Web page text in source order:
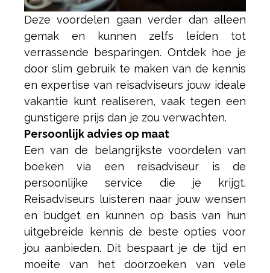
Deze voordelen gaan verder dan alleen
gemak en kunnen zelfs leiden tot
verrassende besparingen. Ontdek hoe je
door slim gebruik te maken van de kennis
en expertise van reisadviseurs jouw ideale
vakantie kunt realiseren, vaak tegen een
gunstigere prijs dan je zou verwachten.
Persoonlijk advies op maat
Een van de belangrijkste voordelen van
boeken via een reisadviseur is de
persoonlijke service die je krijgt.
Reisadviseurs luisteren naar jouw wensen
en budget en kunnen op basis van hun
uitgebreide kennis de beste opties voor
jou aanbieden. Dit bespaart je de tijd en
moeite van het doorzoeken van vele